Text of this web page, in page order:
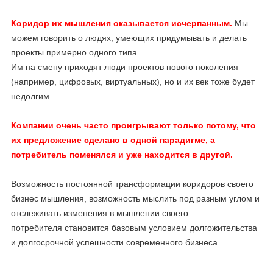
Коридор их мышления оказывается исчерпанным. Мы
можем говорить о людях, умеющих придумывать и делать
проекты примерно одного типа.
Им на смену приходят люди проектов нового поколения
(например, цифровых, виртуальных), но и их век тоже будет
недолгим.
Компании очень часто проигрывают только потому, что
их предложение сделано в одной парадигме, а
потребитель поменялся и уже находится в другой.
Возможность постоянной трансформации коридоров своего
бизнес мышления, возможность мыслить под разным углом и
отслеживать изменения в мышлении своего
потребителя становится базовым условием долгожительства
и долгосрочной успешности современного бизнеса.